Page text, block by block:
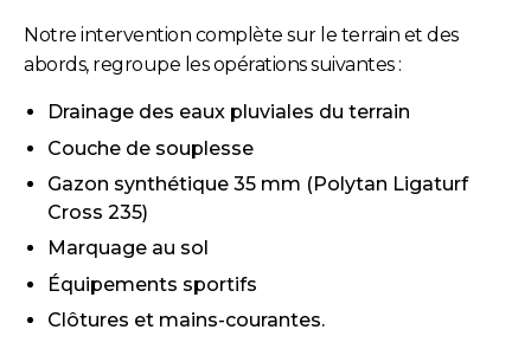
Notre intervention complète sur le terrain et des
abords, regroupe les opérations suivantes :
Drainage des eaux pluviales du terrain
Couche de souplesse
Gazon synthétique 35 mm (Polytan Ligaturf
Cross 235)
Marquage au sol
Équipements sportifs
Clôtures et mains-courantes.